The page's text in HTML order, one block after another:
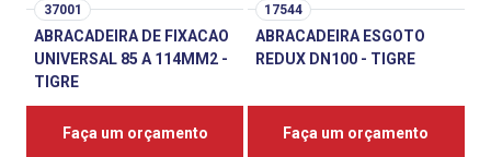
37001
ABRACADEIRA DE FIXACAO
UNIVERSAL 85 A 114MM2 -
TIGRE
Faça um orçamento
17544
ABRACADEIRA ESGOTO
REDUX DN100 - TIGRE
Faça um orçamento